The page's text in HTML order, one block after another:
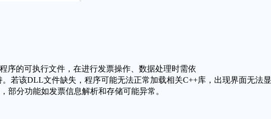
序的可执行文件，在进行发票操作、数据处理时需依
若该DLL文件缺失，程序可能无法正常加载相关C++库，出现界面无法显
部分功能如发票信息解析和存储可能异常。